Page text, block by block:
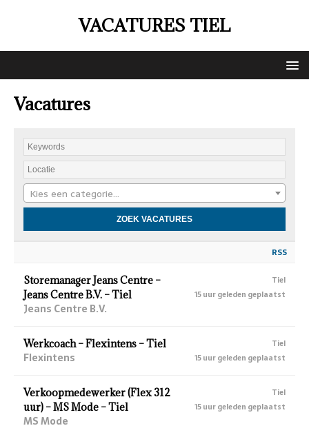
VACATURES TIEL
Vacatures
Kies een categorie…
RSS
Storemanager Jeans Centre –
Jeans Centre B.V. – Tiel
Jeans Centre B.V.
Tiel
15 uur geleden geplaatst
Werkcoach – Flexintens – Tiel
Flexintens
Tiel
15 uur geleden geplaatst
Verkoopmedewerker (Flex 312
uur) – MS Mode – Tiel
MS Mode
Tiel
15 uur geleden geplaatst